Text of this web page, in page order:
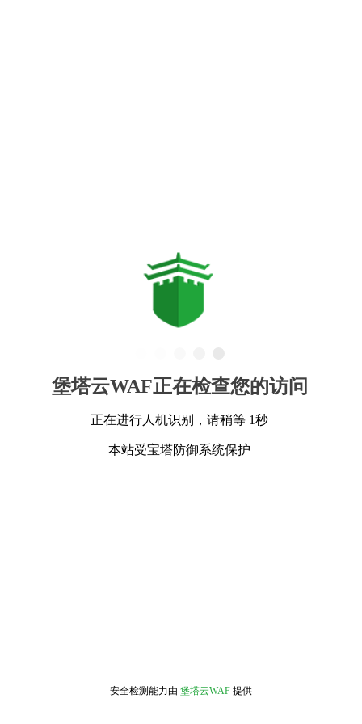
堡塔云WAF正在检查您的访问
正在进行人机识别，请稍等 1秒
本站受宝塔防御系统保护
安全检测能力由 堡塔云WAF 提供